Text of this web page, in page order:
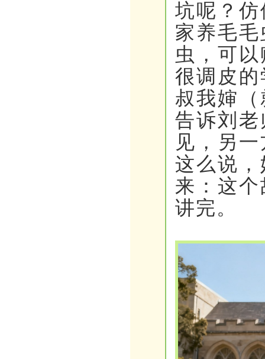
坑呢？
家养毛
虫，可
很调皮
叔我婶
告诉刘
见，另
这么说
来：这
讲完。